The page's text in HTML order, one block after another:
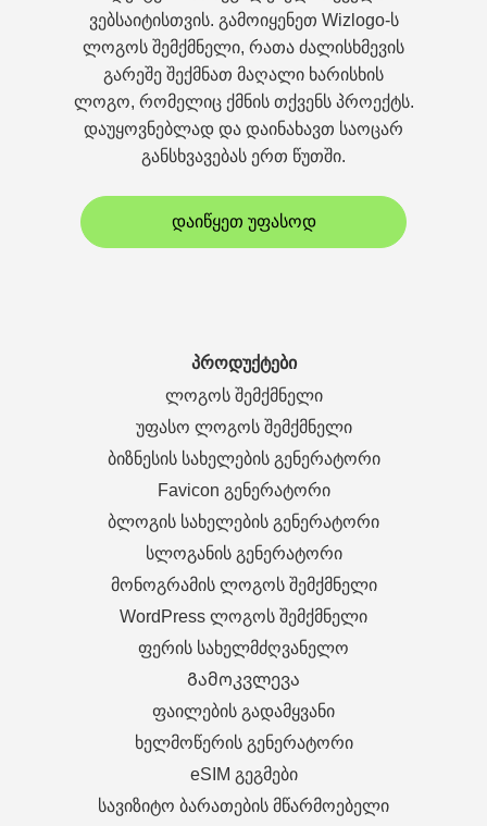
ვებსაიტისთვის. გამოიყენეთ Wizlogo-ს
ლოგოს შემქმნელი, რათა ძალისხმევის
გარეშე შექმნათ მაღალი ხარისხის
ლოგო, რომელიც ქმნის თქვენს პროექტს.
დაუყოვნებლად და დაინახავთ საოცარ
განსხვავებას ერთ წუთში.
დაიწყეთ უფასოდ
პროდუქტები
ლოგოს შემქმნელი
უფასო ლოგოს შემქმნელი
ბიზნესის სახელების გენერატორი
Favicon გენერატორი
ბლოგის სახელების გენერატორი
სლოგანის გენერატორი
მონოგრამის ლოგოს შემქმნელი
WordPress ლოგოს შემქმნელი
ფერის სახელმძღვანელო
Გამოკვლევა
ფაილების გადამყვანი
ხელმოწერის გენერატორი
eSIM გეგმები
სავიზიტო ბარათების მწარმოებელი